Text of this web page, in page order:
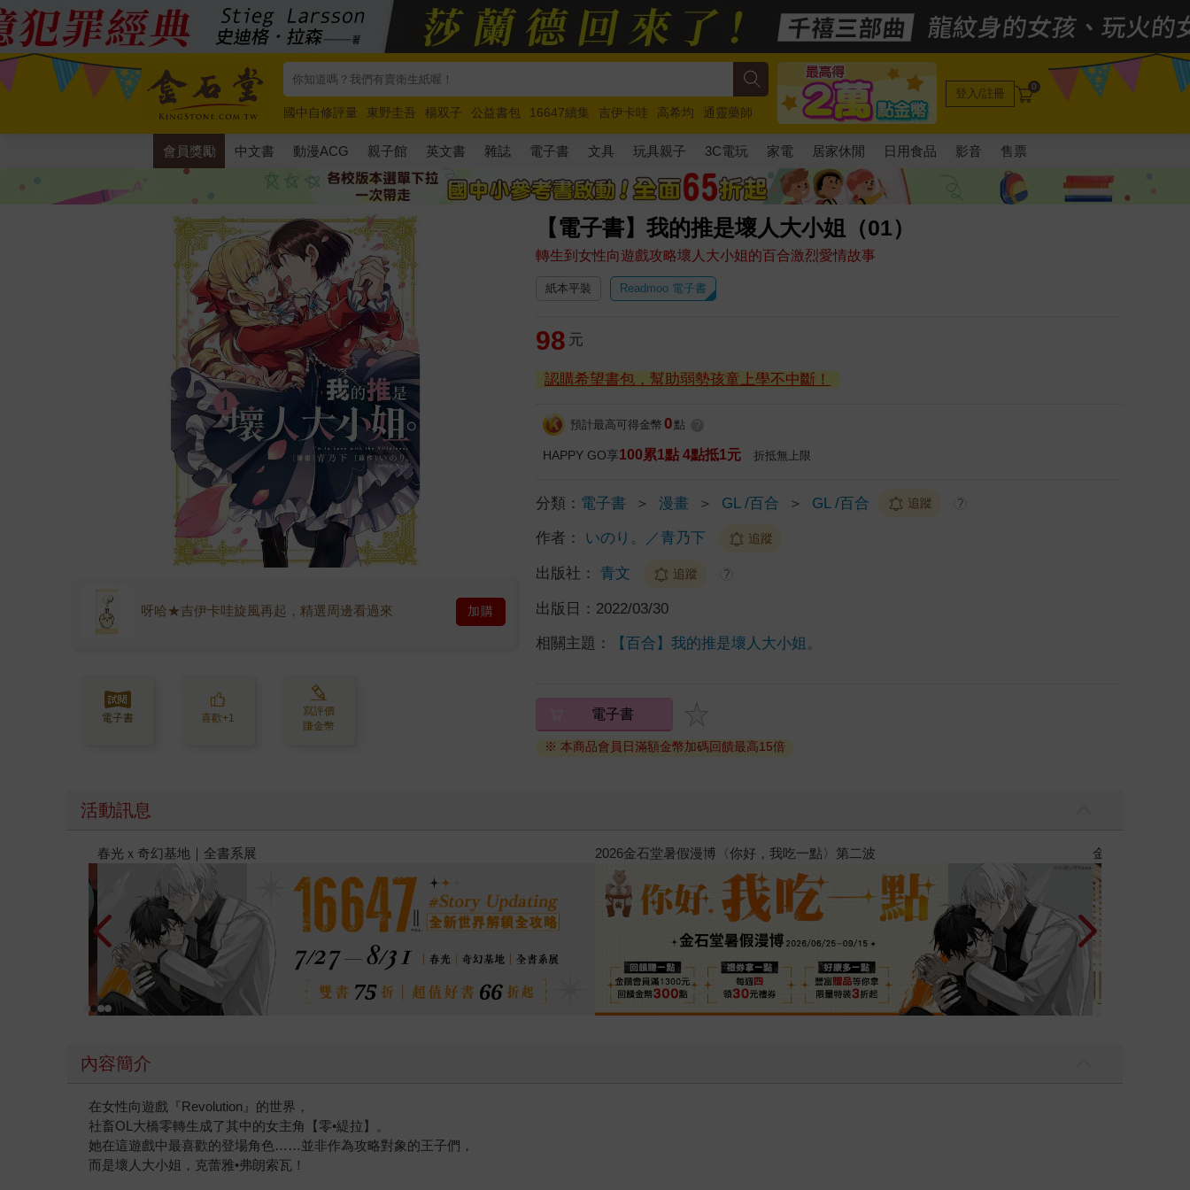
國中自修評量 東野圭吾 楊双子 公益書包 16647續集 吉伊卡哇 高希均
通靈藥師
唯紅花綻放
奧德賽 路邊攤新作 馬斯克 玩具總動員5 超慢跑
登入/註冊 0
會員獎勵 中文書 動漫ACG 親子館 英文書 雜誌 電子書 文具 玩具親子 3C電玩 家電 居家休閒 日用食品 影音 售票
【電子書】我的推是壞人大小姐（01）
轉生到女性向遊戲攻略壞人大小姐的百合激烈愛情故事
呀哈★吉伊卡哇旋風再起，精選周邊看過來 加購
電子書 喜歡+1
寫評價
賺金幣
紙本平裝 Readmoo 電子書
98 元
認購希望書包，幫助弱勢孩童上學不中斷！
預計最高可得金幣 0 點
HAPPY GO享100累1點 4點抵1元 折抵無上限
分類： 電子書 ＞ 漫畫 ＞ GL /百合 ＞ GL /百合 追蹤 ?
作者： いのり。／青乃下 追蹤
出版社： 青文 追蹤 ?
出版日： 2022/03/30
相關主題： 【百合】我的推是壞人大小姐。
電子書
※ 本商品會員日滿額金幣加碼回饋最高15倍
活動訊息
金石堂2026海外優惠：電子書 台灣角川2026漫畫博覽會 攻殼機動隊
內容簡介
在女性向遊戲『Revolution』的世界，
社畜OL大橋零轉生成了其中的女主角【零•緹拉】。
她在這遊戲中最喜歡的登場角色……並非作為攻略對象的王子們，
而是壞人大小姐，克蕾雅•弗朗索瓦！